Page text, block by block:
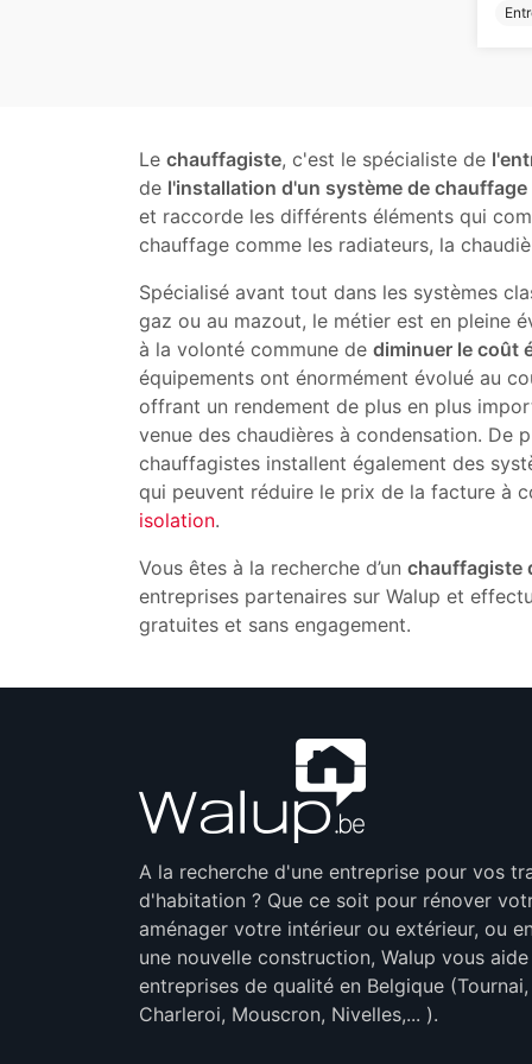
Le chauffagiste, c'est le spécialiste de
de l'installation d'un système de
et raccorde les différents éléments qui
chauffage comme les radiateurs, la
Spécialisé avant tout dans les systèmes
gaz ou au mazout, le métier est en pleine
à la volonté commune de diminuer le coût
équipements ont énormément évolué au
offrant un rendement de plus en plus
venue des chaudières à condensation. De
chauffagistes installent également des
qui peuvent réduire le prix de la facture à
isolation.
Vous êtes à la recherche d’un chauffagiste
entreprises partenaires sur Walup et
gratuites et sans engagement.
A la recherche d'une entreprise pour vos
d'habitation ? Que ce soit pour rénover
aménager votre intérieur ou extérieur, ou
une nouvelle construction, Walup vous
entreprises de qualité en Belgique
Charleroi, Mouscron, Nivelles,... ).